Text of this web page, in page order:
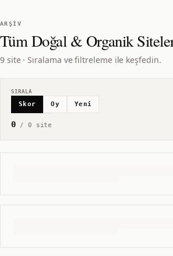
ARŞIV
TümDoğal & Organik
9 site · Sıralama ve filtreleme ile keşfedin.
SIRALA
Skor Oy Yeni
0/ 0 site